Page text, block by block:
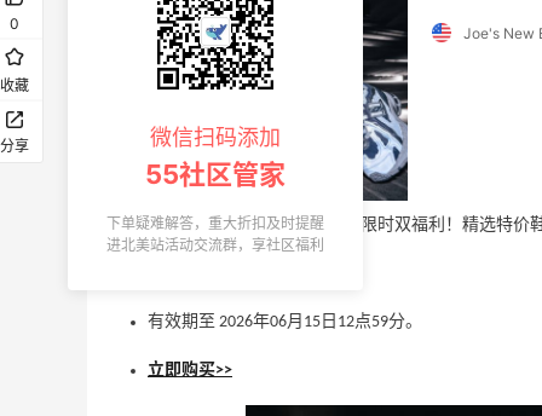
Joe's New Balance Outlet 现有 限时双福利！精选特
有效期至 2026年06月15日12点59分。
立即购买>>
热卖
无门槛买奶油
Le Creuset
Headout：让旅行变得简单！探索各个地
方景点、门票、美食等
为你精心策划
SK-II
0
收藏
分享 微信扫码添加
55社区管家
下单疑难解答，重大折扣及时提醒
进北美站活动交流群，享社区福利